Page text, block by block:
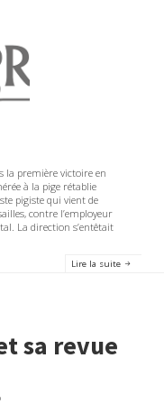
la première victoire en
à la pige rétablie
pigiste qui vient de
contre l’employeur
La direction s’entêtait
Lire la suite
sa revue